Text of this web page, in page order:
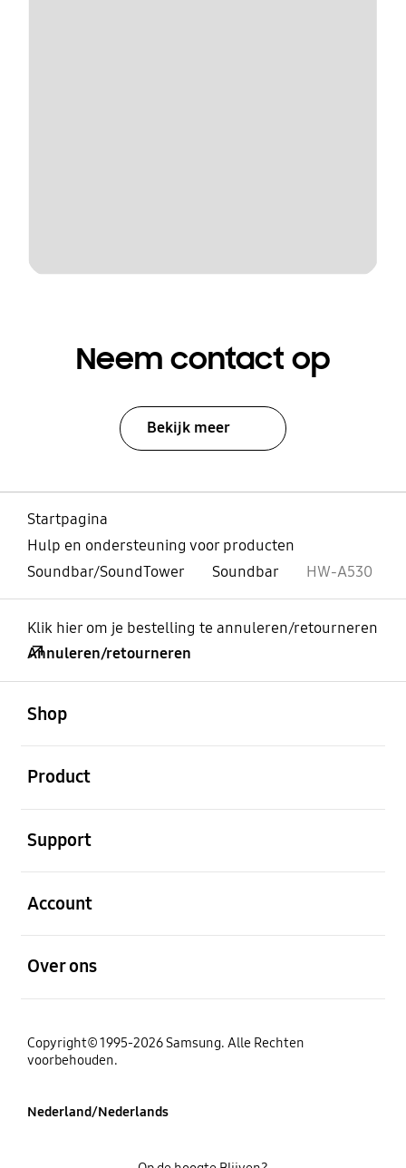
Neem contact op
Bekijk meer
Startpagina
Hulp en ondersteuning voor producten
Soundbar/SoundTower
Soundbar HW-A530
Klik hier om je bestelling te annuleren/retourneren
Annuleren/retourneren
Shop
Product
Support
Account
Over ons
Copyright© 1995-2026 Samsung. Alle Rechten
voorbehouden.
Nederland/Nederlands